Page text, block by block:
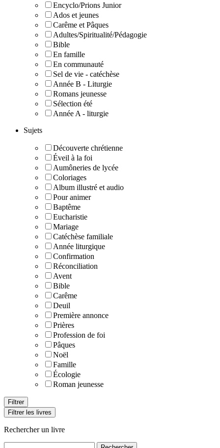
Encyclo/Prions Junior
Ados et jeunes
Carême et Pâques
Adultes/Spiritualité/Pédagogie
Bible
En famille
En communauté
Sel de vie - catéchèse
Année B - Liturgie
Romans jeunesse
Sélection été
Année A - liturgie
Sujets
Découverte chrétienne
Éveil à la foi
Aumôneries de lycée
Coloriages
Album illustré et audio
Pour animer
Baptême
Eucharistie
Mariage
Catéchèse familiale
Année liturgique
Confirmation
Réconciliation
Avent
Bible
Carême
Deuil
Première annonce
Prières
Profession de foi
Pâques
Noël
Famille
Écologie
Roman jeunesse
Filtrer les livres
Rechercher un livre